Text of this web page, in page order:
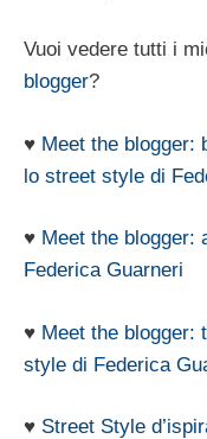
Vuoi vedere tutti i
blogger?
♥ Meet the blogger:
lo street style di
♥ Meet the blogger:
Federica Guarneri
♥ Meet the blogger:
style di Federica
♥ Street Style